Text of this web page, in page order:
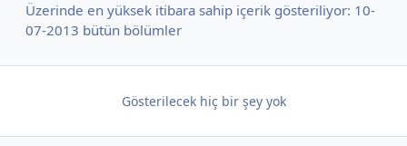
Üzerinde en yüksek itibara sahip içerik gösteriliyor: 10-
07-2013 bütün bölümler
Gösterilecek hiç bir şey yok